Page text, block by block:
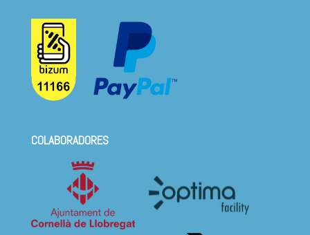
COLABORADORES